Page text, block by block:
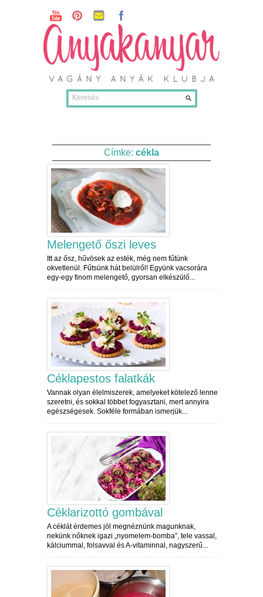
Címke: cékla
Melengető őszi leves
Itt az ősz, hűvösek az esték, még nem fűtünk
okvetlenül. Fűtsünk hát belülről! Együnk vacsorára
egy-egy finom melengető, gyorsan elkészülő...
Céklapestos falatkák
Vannak olyan élelmiszerek, amelyeket kötelező lenne
szeretni, és sokkal többet fogyasztani, mert annyira
egészségesek. Sokféle formában ismerjük...
Céklarizottó gombával
A céklát érdemes jól megnéznünk magunknak,
nekünk nőknek igazi „nyomelem-bomba”, tele vassal,
kálciummal, folsavval és A-vitaminnal, nagyszerű...